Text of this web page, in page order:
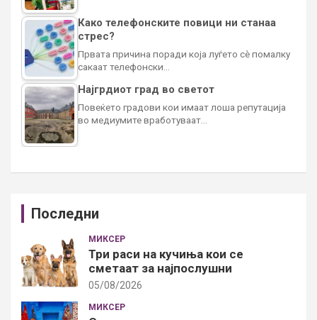
Како телефонските повици ни станаа
стрес?
Првата причина поради која луѓето сè помалку
сакаат телефонски…
Најгрдиот град во светот
Повеќето градови кои имаат лоша репутација
во медиумите вработуваат…
Последни
МИКСЕР
Три раси на кучиња кои се
сметаат за најпослушни
05/08/2026
МИКСЕР